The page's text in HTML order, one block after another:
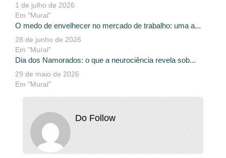
1 de julho de 2026
Em "Mural"
O medo de envelhecer no mercado de trabalho: uma a...
28 de junho de 2026
Em "Mural"
Dia dos Namorados: o que a neurociência revela sob...
29 de maio de 2026
Em "Mural"
Do Follow